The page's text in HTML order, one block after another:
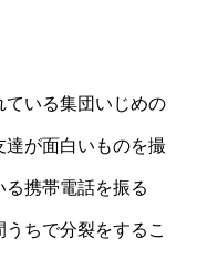
ている集団いじめの
達が面白いものを撮
携帯電話を振る
ちで分裂をするこ